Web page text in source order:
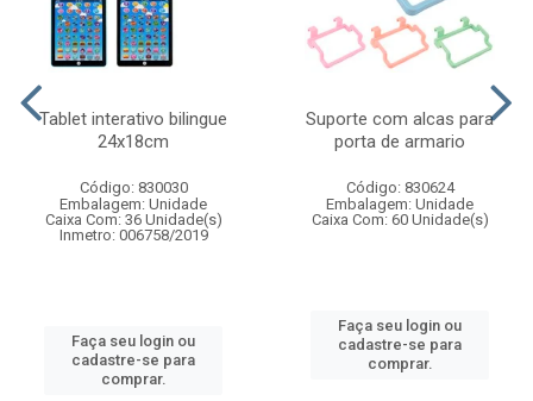
Tablet interativo bilingue
24x18cm
Código: 830030
Embalagem: Unidade
Caixa Com: 36 Unidade(s)
Inmetro: 006758/2019
Faça seu login ou
cadastre-se para
comprar.
Suporte com alcas para
porta de armario
Código: 830624
Embalagem: Unidade
Caixa Com: 60 Unidade(s)
Faça seu login ou
cadastre-se para
comprar.